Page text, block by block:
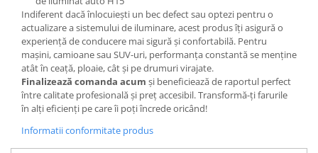
Indiferent dacă înlocuiești un bec defect sau optezi pentru o
actualizare a sistemului de iluminare, acest produs îți asigură o
experiență de conducere mai sigură și confortabilă. Pentru
mașini, camioane sau SUV-uri, performanța constantă se menține
atât în ceață, ploaie, cât și pe drumuri virajate.
Finalizează comanda acum și beneficiează de raportul perfect
între calitate profesională și preț accesibil. Transformă-ți farurile
în alți eficienți pe care îi poți încrede oricând!
Informatii conformitate produs